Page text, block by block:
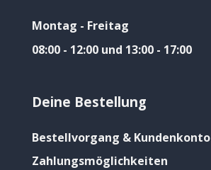
Montag - Freitag
08:00 - 12:00 und 13:00 - 17:00
Deine Bestellung
Bestellvorgang & Kundenkonto
Zahlungsmöglichkeiten